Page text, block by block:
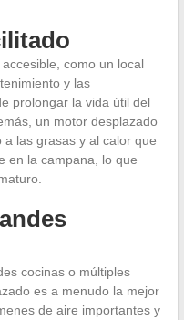
como un local
y las
prolongar la vida útil del
un motor desplazado
las grasas y al calor que
en la campana, lo que
cocinas o múltiples
es a menudo la mejor
de aire importantes y